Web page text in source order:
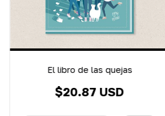
El libro de las quejas
$20.87 USD